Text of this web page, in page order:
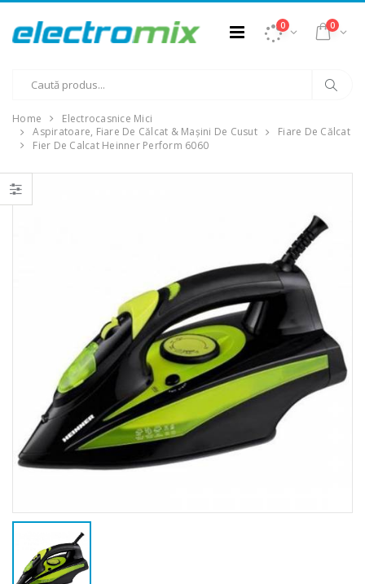
0 0
Home
Electrocasnice Mici
Aspiratoare, Fiare De Călcat & Mașini De Cusut
Fiare De Călcat
Fier De Calcat Heinner Perform 6060